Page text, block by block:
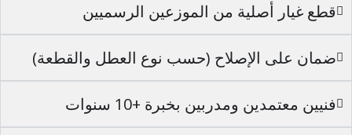
قطع غيار أصلية من الموزعين الرسميين
ضمان على الإصلاح (حسب نوع العطل والقطعة)
فنيين معتمدين ومدربين بخبرة +10 سنوات